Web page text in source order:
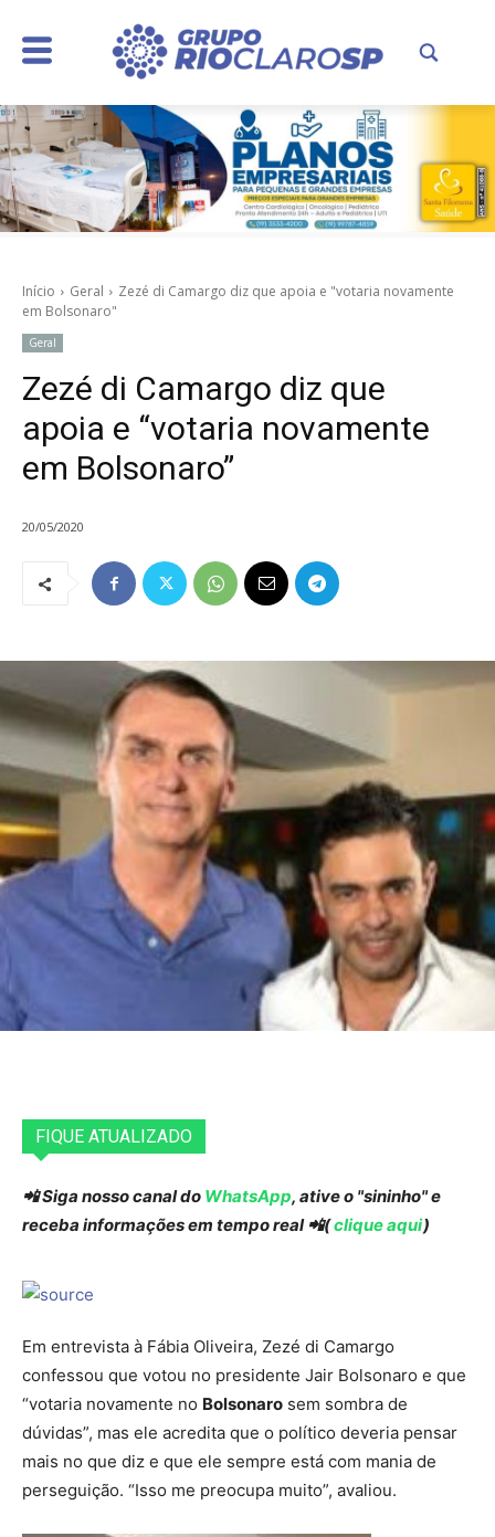
Início Geral
Zezé di Camargo diz que apoia e "votaria novamente
em Bolsonaro"
Geral
Zezé di Camargo diz que
apoia e “votaria novamente
em Bolsonaro”
20/05/2020
FIQUE ATUALIZADO
📲 Siga nosso canal do WhatsApp, ative o "sininho" e
receba informações em tempo real 📲(clique aqui)
Em entrevista à Fábia Oliveira, Zezé di Camargo
confessou que votou no presidente Jair Bolsonaro e que
“votaria novamente no Bolsonaro sem sombra de
dúvidas”, mas ele acredita que o político deveria pensar
mais no que diz e que ele sempre está com mania de
perseguição. “Isso me preocupa muito”, avaliou.